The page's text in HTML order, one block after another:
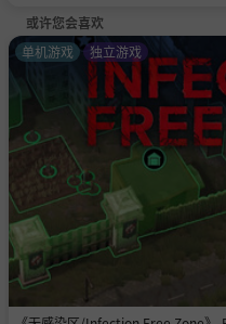
或许您会喜欢
单机游戏 独立游戏